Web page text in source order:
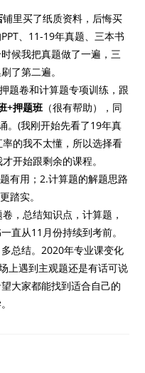
铺里买了纸质资料，后悔买
、11-19年真题、三本书
候我把真题做了一遍，三
了第二遍。
题卷和计算题专项训练，跟
+押题班（很有帮助），同
。(我刚开始先看了19年真
的我不太懂，所以选择看
开始跟剩余的课程。
有用；2.计算题的解题思路
踏实。
，总结知识点，计算题，
直从11月份持续到考前。
总结。2020年专业课变化
上遇到主观题还是有话可说
大家都能找到适合自己的